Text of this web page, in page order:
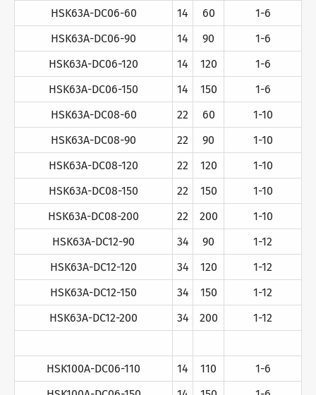
HSK63A-DC06-60
14 60
1-6
HSK63A-DC06-90
14 90
1-6
HSK63A-DC06-120
14 120
1-6
HSK63A-DC06-150
14 150
1-6
HSK63A-DC08-60
22 60
1-10
HSK63A-DC08-90
22 90
1-10
HSK63A-DC08-120
22 120
1-10
HSK63A-DC08-150
22 150
1-10
HSK63A-DC08-200
22 200
1-10
HSK63A-DC12-90
34 90
1-12
HSK63A-DC12-120
34 120
1-12
HSK63A-DC12-150
34 150
1-12
HSK63A-DC12-200
34 200 1-12
HSK100A-DC06-110 14 110
1-6